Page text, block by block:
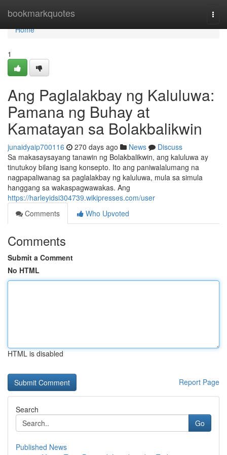
bookmarkquotes
Home
Home
1
Ang Paglalakbay ng Kaluluwa:
Pamana ng Buhay at
Kamatayan sa Bolakbalikwin
junaidyaip700116 270 days ago News
Discuss
Sa makasaysayang tanawin ng Bolakbalikwin, ang kaluluwa ay
tinutukoy bilang isang konsepto. Ito ang paniwalalumang na
nagpapaliwanag sa paglalakbay ng kaluluwa, mula sa simula
hanggang sa wakaspagwawakas. Ang
https://harleyidsi304739.wikipresses.com/user
Comments
Who Upvoted
Comments
Submit a Comment
No HTML
HTML is disabled
Report Page
Search
Go
Published News